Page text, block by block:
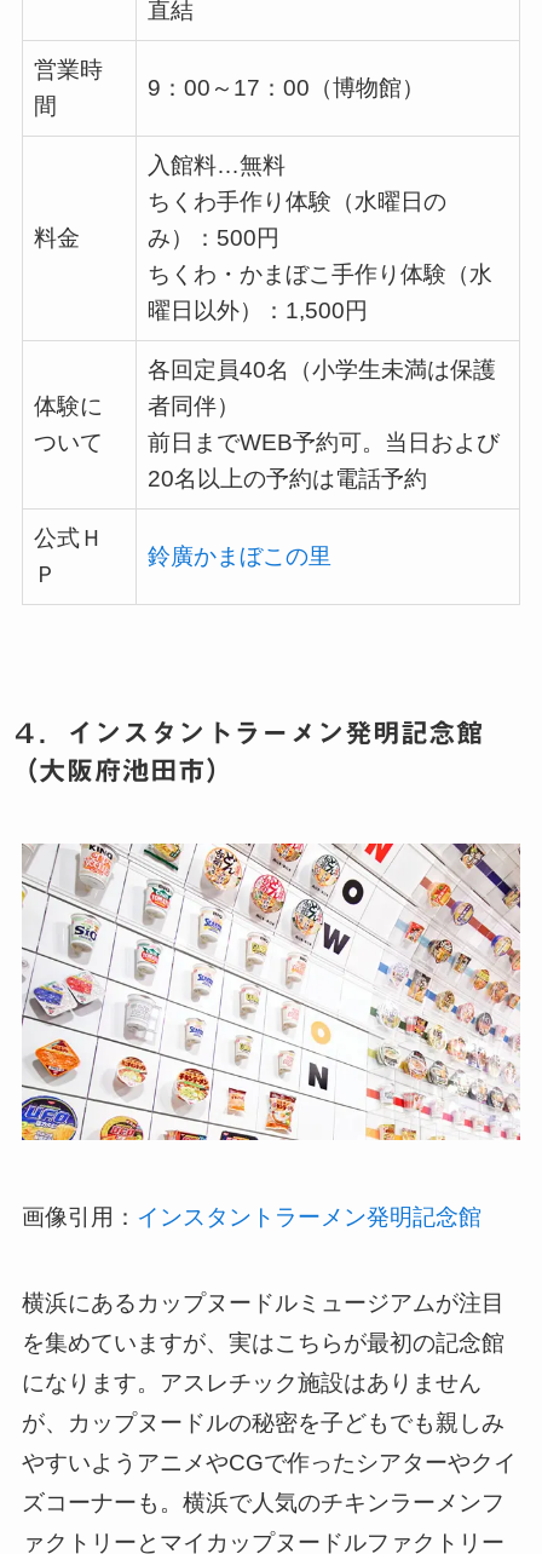
直結
営業時
間
9 ：00 ～ 17 ：00 （博物館）
料金
入館料…無料
ちくわ手作り体験（水曜日の
み）： 500円
ちくわ・かまぼこ手作り体験（水
曜日以外）： 1,500円
体験に
ついて
各回定員40名（小学生未満は保護
者同伴）
前日までWEB予約可。当日および
20名以上の予約は電話予約
公式Ｈ
Ｐ
鈴廣かまぼこの里
４．インスタントラーメン発明記念館
（大阪府池田市）
画像引用： インスタントラーメン発明記念館
横浜にあるカップヌードルミュージアムが注目
を集めていますが、実はこちらが最初の記念館
になります。アスレチック施設はありません
が、カップヌードルの秘密を子どもでも親しみ
やすいようアニメやCGで作ったシアターやクイ
ズコーナーも。横浜で人気のチキンラーメンフ
ァクトリーとマイカップヌードルファクトリー